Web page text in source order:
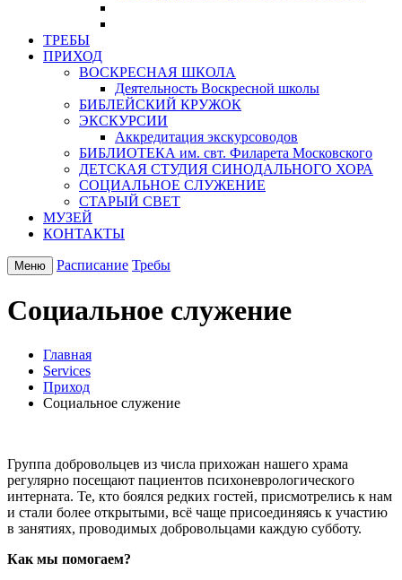
ТРЕБЫ
ПРИХОД
ВОСКРЕСНАЯ ШКОЛА
Деятельность Воскресной школы
БИБЛЕЙСКИЙ КРУЖОК
ЭКСКУРСИИ
Аккредитация экскурсоводов
БИБЛИОТЕКА им. свт. Филарета Московского
ДЕТСКАЯ СТУДИЯ СИНОДАЛЬНОГО ХОРА
СОЦИАЛЬНОЕ СЛУЖЕНИЕ
СТАРЫЙ СВЕТ
МУЗЕЙ
КОНТАКТЫ
Меню Расписание Требы
Социальное служение
Главная
Services
Приход
Социальное служение
Группа добровольцев из числа прихожан нашего храма
регулярно посещают пациентов психоневрологического
интерната. Те, кто боялся редких гостей, присмотрелись к нам
и стали более открытыми, всё чаще присоединяясь к участию
в занятиях, проводимых добровольцами каждую субботу.
Как мы помогаем?